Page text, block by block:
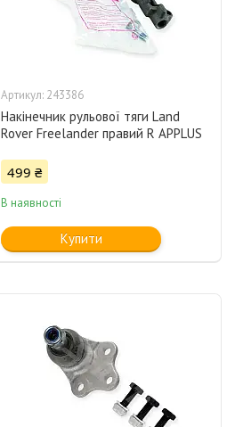
243386
Накінечник рульової тяги Land
Rover Freelander правий R APPLUS
499 ₴
В наявності
Купити